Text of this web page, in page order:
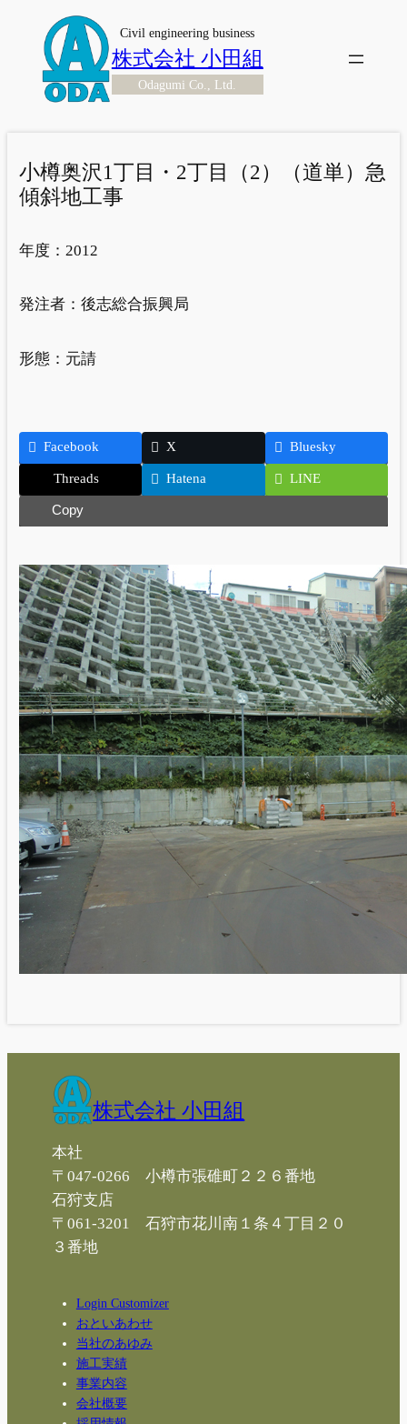
Civil engineering business
株式会社 小田組
Odagumi Co., Ltd.
小樽奥沢1丁目・2丁目（2）（道単）急
傾斜地工事
年度： 2012
発注者：後志総合振興局
形態： 元請
Facebook X Bluesky
Threads Hatena LINE
Copy
株式会社 小田組
本社
〒047-0266 小樽市張碓町２２６番地
石狩支店
〒061-3201 石狩市花川南１条４丁目２０
３番地
Login Customizer
おといあわせ
当社のあゆみ
施工実績
事業内容
会社概要